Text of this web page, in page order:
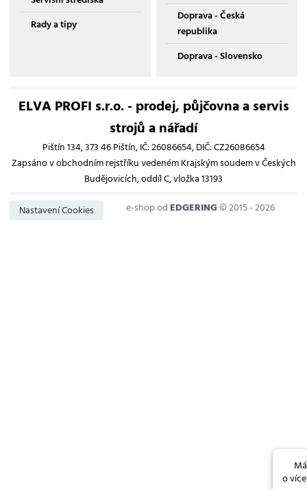
Rady a tipy
Doprava - Česká
republika
Doprava - Slovensko
ELVA PROFI s.r.o. - prodej, půjčovna a servis
strojů a nářadí
Pištín 134, 373 46 Pištín, IČ: 26086654, DIČ: CZ26086654
Zapsáno v obchodním rejstříku vedeném Krajským soudem v Českých
Budějovicích, oddíl C, vložka 13193
Nastavení Cookies e-shop odEDGERING© 2015 - 2026
o